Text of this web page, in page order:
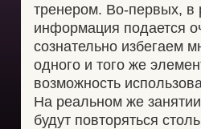
тренером. Во-первых, в
информация подается
сознательно избегаем
одного и того же
возможность
На реальном же
будут повторяться